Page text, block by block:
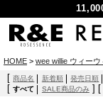
HOME > wee willie ウィーウ
[商品名 新着順 発売日順
[すべて SALE商品のみ ] [